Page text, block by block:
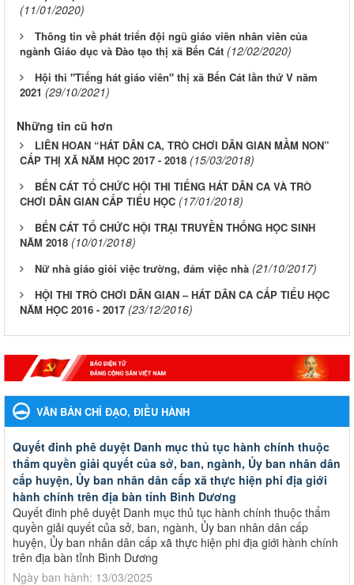
(11/01/2020)
Thông tin về phát triển đội ngũ giáo viên nhân viên của
ngành Giáo dục và Đào tạo thị xã Bến Cát (12/02/2020)
Hội thi "Tiếng hát giáo viên" thị xã Bến Cát lần thứ V năm
2021 (29/10/2021)
Những tin cũ hơn
LIÊN HOAN “HÁT DÂN CA, TRÒ CHƠI DÂN GIAN MẦM NON”
CẤP THỊ XÃ NĂM HỌC 2017 - 2018 (15/03/2018)
BẾN CÁT TỔ CHỨC HỘI THI TIẾNG HÁT DÂN CA VÀ TRÒ
CHƠI DÂN GIAN CẤP TIỂU HỌC (17/01/2018)
BẾN CÁT TỔ CHỨC HỘI TRẠI TRUYỀN THỐNG HỌC SINH
NĂM 2018 (10/01/2018)
Nữ nhà giáo giỏi việc trường, đảm việc nhà (21/10/2017)
HỘI THI TRÒ CHƠI DÂN GIAN – HÁT DÂN CA CẤP TIỂU HỌC
NĂM HỌC 2016 - 2017 (23/12/2016)
VĂN BẢN CHỈ ĐẠO, ĐIỀU HÀNH
Quyết đinh phê duyệt Danh mục thủ tục hành chính thuộc
thẩm quyền giải quyết của sở, ban, ngành, Ủy ban nhân dân
cấp huyện, Ủy ban nhân dân cấp xã thực hiện phi địa giới
hành chính trên địa bàn tỉnh Bình Dương
Quyết đinh phê duyệt Danh mục thủ tục hành chính thuộc thẩm
quyền giải quyết của sở, ban, ngành, Ủy ban nhân dân cấp
huyện, Ủy ban nhân dân cấp xã thực hiện phi địa giới hành chính
trên địa bàn tỉnh Bình Dương
Ngày ban hành: 13/03/2025